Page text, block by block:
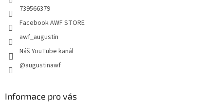
739566379
Facebook AWF STORE
awf_augustin
Náš YouTube kanál
@augustinawf
Informace pro vás